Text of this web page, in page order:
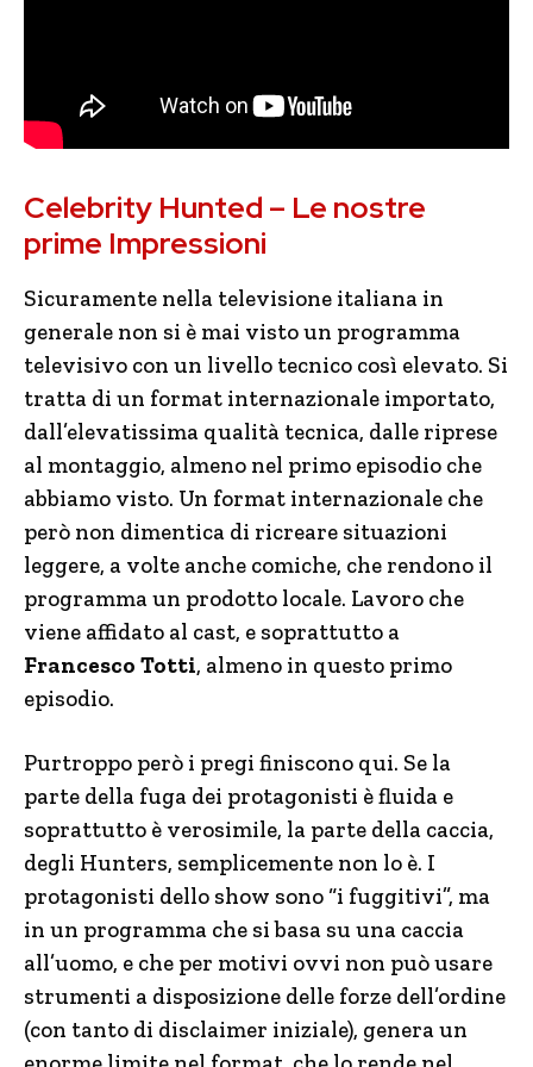
Celebrity Hunted – Le nostre
prime Impressioni
Sicuramente nella televisione italiana in
generale non si è mai visto un programma
televisivo con un livello tecnico così elevato. Si
tratta di un format internazionale importato,
dall’elevatissima qualità tecnica, dalle riprese
al montaggio, almeno nel primo episodio che
abbiamo visto. Un format internazionale che
però non dimentica di ricreare situazioni
leggere, a volte anche comiche, che rendono il
programma un prodotto locale. Lavoro che
viene affidato al cast, e soprattutto a
Francesco Totti, almeno in questo primo
episodio.
Purtroppo però i pregi finiscono qui. Se la
parte della fuga dei protagonisti è fluida e
soprattutto è verosimile, la parte della caccia,
degli Hunters, semplicemente non lo è. I
protagonisti dello show sono “i fuggitivi”, ma
in un programma che si basa su una caccia
all’uomo, e che per motivi ovvi non può usare
strumenti a disposizione delle forze dell’ordine
(con tanto di disclaimer iniziale), genera un